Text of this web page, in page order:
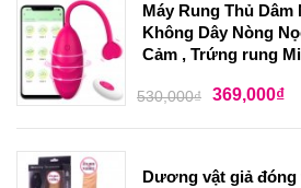
Máy Rung Thủ
Không Dây Nòng
Cảm , Trứng rung
530,000₫ 369,000₫
Dương vật giả